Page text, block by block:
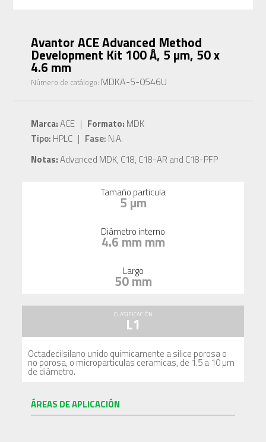
Avantor ACE Advanced Method
Development Kit 100 Å, 5 µm, 50 x
4.6 mm
Número de catálogo: MDKA-5-0546U
Marca:ACE | Formato: MDK
Tipo: HPLC | Fase: N.A.
Notas:Advanced MDK, C18, C18-AR and C18-PFP
Tamaño particula
5 µm
Diámetro interno
4.6 mm mm
Largo
50 mm
CLASIFICACIÓN
L1
Octadecilsilano unido quimicamente a silice porosa o
no porosa, o microparticulas ceramicas, de 1.5 a 10 µm
de diámetro.
ÁREAS DE APLICACIÓN